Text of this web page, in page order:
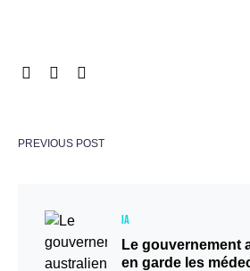
PREVIOUS POST
IA
Le gouvernement
en garde les